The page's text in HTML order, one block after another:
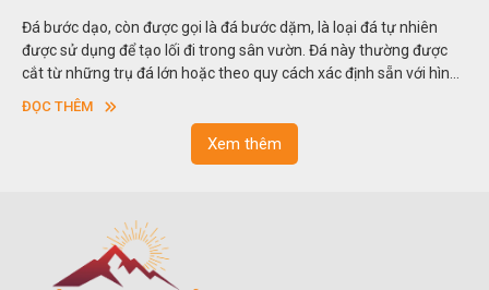
Hòn non bộ được biết đến là một nghệ thuật xây dựng, sắp đặt,
thu nhỏ, đưa mô hình những ngọn núi to lớn ngoài tự nhiên vào
trong các vườn cảnh. Hay nói một cách khác, người ta gọi là “giả
sơn”. Nghệ thuật hòn non bộ nhằm phục vụ cho mục đích thưởng
ngoạn và phong thủy trong cuộc sống.
ĐỌC THÊM
Xem thêm